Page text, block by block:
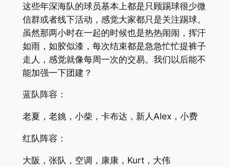
这些年深海队的球员基本上都是只顾踢球很少微
信群或者线下活动，感觉大家都只是关注踢球。
虽然那两小时在一起的时候也是热热闹闹，挥汗
如雨，如胶似漆，每次结束都是急急忙忙提裤子
走人，感觉就像每周一次的交易。我们以后能不
能加强一下团建？
蓝队阵容：
老夏，老姚，小柴，卡布达，新人Alex，小费
红队阵容：
大阪，张队，空调，康康，Kurt，大伟